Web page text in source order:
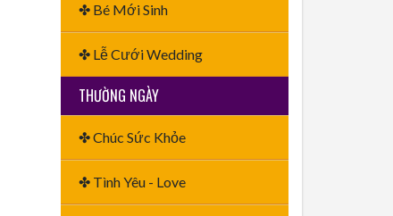
✤ Bé Mới Sinh
✤ Lễ Cưới Wedding
THƯỜNG NGÀY
✤ Chúc Sức Khỏe
✤ Tình Yêu - Love